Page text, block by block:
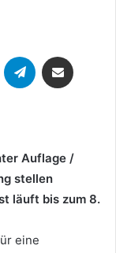
WhatsAppTelegram
Auflage /
stellen
läuft bis zum 8.
eine